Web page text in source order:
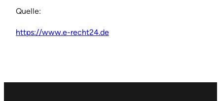
Quelle:
https://www.e-recht24.de